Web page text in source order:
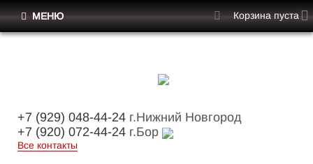
+7 (929) 048-44-24 г.Нижний Новгород
+7 (920) 072-44-24 г.Бор
Все контакты
МЕНЮ Корзина пуста